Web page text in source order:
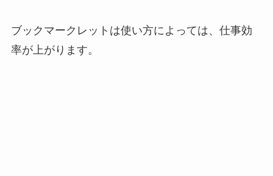
ブックマークレットは使い方によっては、仕事効
率が上がります。